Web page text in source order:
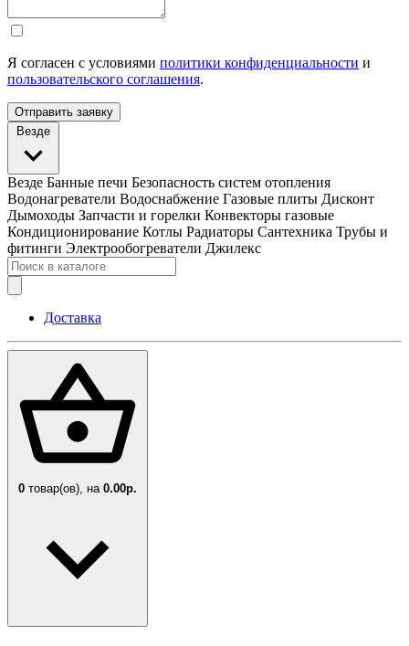
Я согласен с условиями политики конфиденциальности и
пользовательского соглашения.
Отправить заявку
Везде
Везде Банные печи Безопасность систем отопления
Водонагреватели Водоснабжение Газовые плиты Дисконт
Дымоходы Запчасти и горелки Конвекторы газовые
Кондиционирование Котлы Радиаторы Сантехника Трубы и
фитинги Электрообогреватели Джилекс
Доставка
0 товар(ов), на 0.00р.